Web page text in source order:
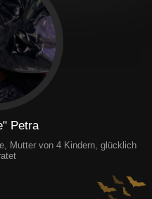
Petra
Mutter von 4 Kindern, glücklich